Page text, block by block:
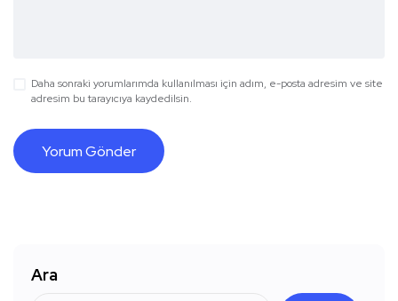
Daha sonraki yorumlarımda kullanılması için adım, e-posta adresim ve site
adresim bu tarayıcıya kaydedilsin.
Ara